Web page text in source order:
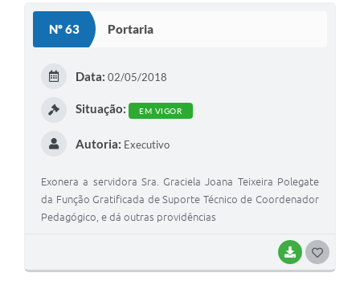
Nº 63 Portaria
BAIXAR
Data: 02/05/2018
Situação: EM VIGOR
Autoria: Executivo
Exonera a servidora Sra. Graciela Joana Teixeira Polegate
da Função Gratificada de Suporte Técnico de Coordenador
Pedagógico, e dá outras providências